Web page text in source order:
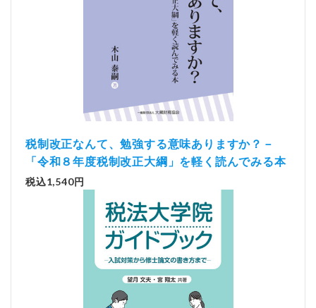
税制改正なんて、勉強する意味ありますか？－
「令和８年度税制改正大綱」を軽く読んでみる本
税込1,540円